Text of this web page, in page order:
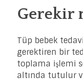
Gerekir
Tüp bebek
gerektiren bir
toplama işlemi
altında tutulur